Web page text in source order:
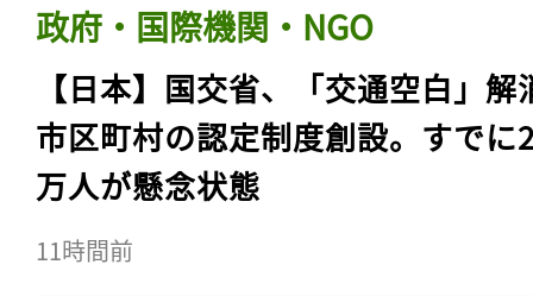
政府・国際機関・NGO
【日本】国交省、「交通空白」解
市区町村の認定制度創設。すでに
万人が懸念状態
11時間前